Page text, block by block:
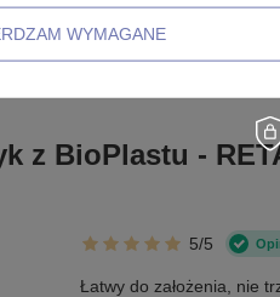
odpowiemy niezwłocznie,
z BioPlastu -
5/5
Łatwy do założenia, nie
WYMAGANE